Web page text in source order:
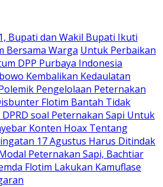
Bupati dan Wakil Bupati Ikuti
Bersama Warga Untuk Perbaikan
DPP Purbaya Indonesia
Kembalikan Kedaulatan
Pengelolaan Peternakan
Flotim Bantah Tidak
soal Peternakan Sapi Untuk
Konten Hoax Tentang
17 Agustus Harus Ditindak
Peternakan Sapi, Bachtiar
Flotim Lakukan Kamuflase